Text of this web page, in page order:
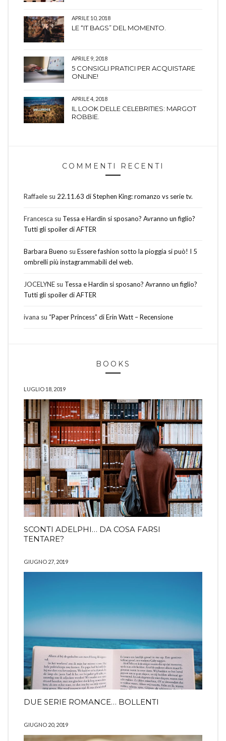
APRILE 10, 2018
LE “IT BAGS” DEL MOMENTO.
APRILE 9, 2018
5 CONSIGLI PRATICI PER ACQUISTARE
ONLINE!
APRILE 4, 2018
IL LOOK DELLE CELEBRITIES: MARGOT
ROBBIE.
COMMENTI RECENTI
Raffaele su 22.11.63 di Stephen King: romanzo vs serie tv.
Francesca su Tessa e Hardin si sposano? Avranno un figlio?
Tutti gli spoiler di AFTER
Barbara Bueno su Essere fashion sotto la pioggia si può! I 5
ombrelli più instagrammabili del web.
JOCELYNE su Tessa e Hardin si sposano? Avranno un figlio?
Tutti gli spoiler di AFTER
ivana su “Paper Princess” di Erin Watt – Recensione
BOOKS
LUGLIO 18, 2019
SCONTI ADELPHI… DA COSA FARSI
TENTARE?
GIUGNO 27, 2019
DUE SERIE ROMANCE… BOLLENTI
GIUGNO 20, 2019